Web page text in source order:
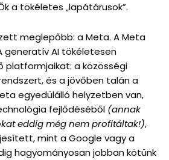
a tökéletes „lapátárusok”.
meglepőbb: a Meta. A Meta
generatív AI tökéletesen
platformjaikat: a közösségi
és a jövőben talán a
egyedülálló helyzetben van,
fejlődéséből (annak
eddig még nem profitáltak!),
mint a Google vagy a
hagyományosan jobban kötünk